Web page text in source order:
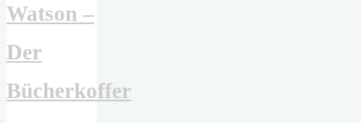
Maria
Fußball"
Watson –
Der
Bücherkoffer